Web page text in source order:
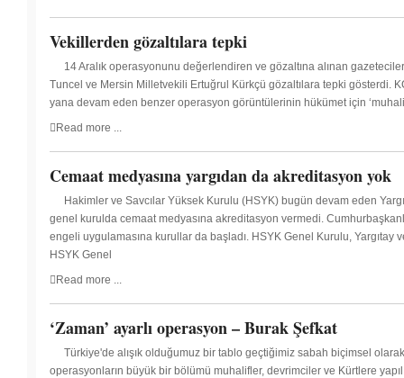
Vekillerden gözaltılara tepki
14 Aralık operasyonunu değerlendiren ve gözaltına alınan
Tuncel ve Mersin Milletvekili Ertuğrul Kürkçü gözaltılara tepki gösterdi.
yana devam eden benzer operasyon görüntülerinin hükümet için
Read more ...
Cemaat medyasına yargıdan da akreditasyon yok
Hakimler ve Savcılar Yüksek Kurulu (HSYK) bugün devam eden
genel kurulda cemaat medyasına akreditasyon vermedi.
engeli uygulamasına kurullar da başladı. HSYK Genel Kurulu, Yargıtay
HSYK Genel
Read more ...
‘Zaman’ ayarlı operasyon – Burak Şefkat
Türkiye'de alışık olduğumuz bir tablo geçtiğimiz sabah biçimsel
operasyonların büyük bir bölümü muhalifler, devrimciler ve Kürtlere